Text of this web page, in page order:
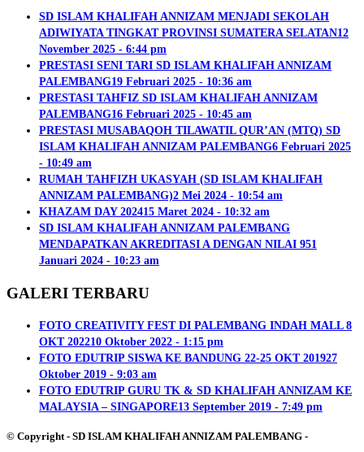
SD ISLAM KHALIFAH ANNIZAM MENJADI SEKOLAH
ADIWIYATA TINGKAT PROVINSI SUMATERA SELATAN12
November 2025 - 6:44 pm
PRESTASI SENI TARI SD ISLAM KHALIFAH ANNIZAM
PALEMBANG19 Februari 2025 - 10:36 am
PRESTASI TAHFIZ SD ISLAM KHALIFAH ANNIZAM
PALEMBANG16 Februari 2025 - 10:45 am
PRESTASI MUSABAQOH TILAWATIL QUR’AN (MTQ) SD
ISLAM KHALIFAH ANNIZAM PALEMBANG6 Februari 2025
- 10:49 am
RUMAH TAHFIZH UKASYAH (SD ISLAM KHALIFAH
ANNIZAM PALEMBANG)2 Mei 2024 - 10:54 am
KHAZAM DAY 202415 Maret 2024 - 10:32 am
SD ISLAM KHALIFAH ANNIZAM PALEMBANG
MENDAPATKAN AKREDITASI A DENGAN NILAI 951
Januari 2024 - 10:23 am
GALERI TERBARU
FOTO CREATIVITY FEST DI PALEMBANG INDAH MALL 8
OKT 202210 Oktober 2022 - 1:15 pm
FOTO EDUTRIP SISWA KE BANDUNG 22-25 OKT 201927
Oktober 2019 - 9:03 am
FOTO EDUTRIP GURU TK & SD KHALIFAH ANNIZAM KE
MALAYSIA – SINGAPORE13 September 2019 - 7:49 pm
© Copyright - SD ISLAM KHALIFAH ANNIZAM PALEMBANG -